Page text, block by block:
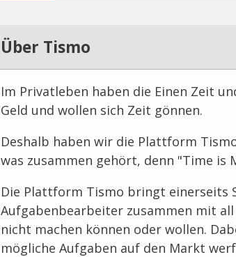
Über Tismo
Im Privatleben haben die Einen Zeit
Geld und wollen sich Zeit gönnen.
Deshalb haben wir die Plattform
was zusammen gehört, denn "Time is
Die Plattform Tismo bringt einerseits
Aufgabenbearbeiter zusammen mit
nicht machen können oder wollen.
mögliche Aufgaben auf den Markt